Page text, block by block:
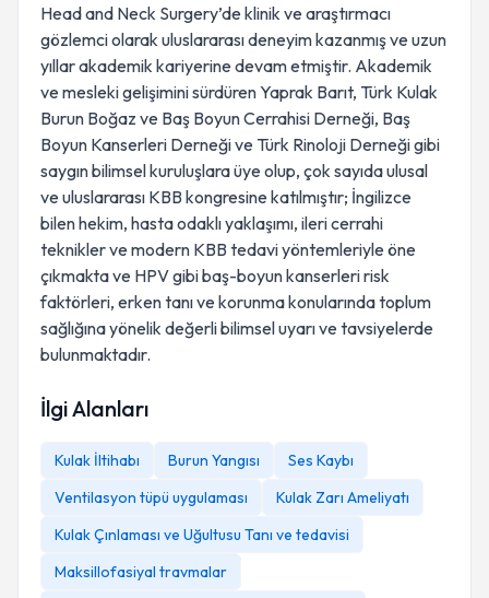
Head and Neck Surgery’de klinik ve araştırmacı
gözlemci olarak uluslararası deneyim kazanmış ve uzun
yıllar akademik kariyerine devam etmiştir. Akademik
ve mesleki gelişimini sürdüren Yaprak Barıt, Türk Kulak
Burun Boğaz ve Baş Boyun Cerrahisi Derneği, Baş
Boyun Kanserleri Derneği ve Türk Rinoloji Derneği gibi
saygın bilimsel kuruluşlara üye olup, çok sayıda ulusal
ve uluslararası KBB kongresine katılmıştır; İngilizce
bilen hekim, hasta odaklı yaklaşımı, ileri cerrahi
teknikler ve modern KBB tedavi yöntemleriyle öne
çıkmakta ve HPV gibi baş-boyun kanserleri risk
faktörleri, erken tanı ve korunma konularında toplum
sağlığına yönelik değerli bilimsel uyarı ve tavsiyelerde
bulunmaktadır.
İlgi Alanları
Kulak İltihabı Burun Yangısı
Ses Kaybı
Ventilasyon tüpü uygulaması
Kulak Zarı Ameliyatı
Kulak Çınlaması ve Uğultusu Tanı ve tedavisi
Maksillofasiyal travmalar